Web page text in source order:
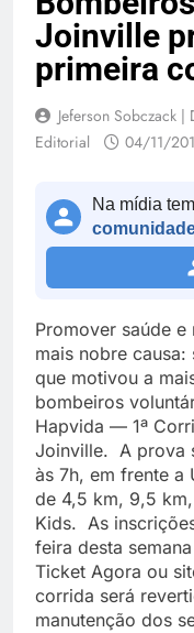
Joinville
primeira
Jeferson Sobczack |
Editorial
04/11/
Na mídia
Promover saúde
mais nobre causa:
que motivou a
bombeiros
Hapvida — 1ª
Joinville. A prova
às 7h, em frente a
de 4,5 km, 9,5
Kids. As
feira desta
Ticket Agora ou
corrida será
manutenção dos